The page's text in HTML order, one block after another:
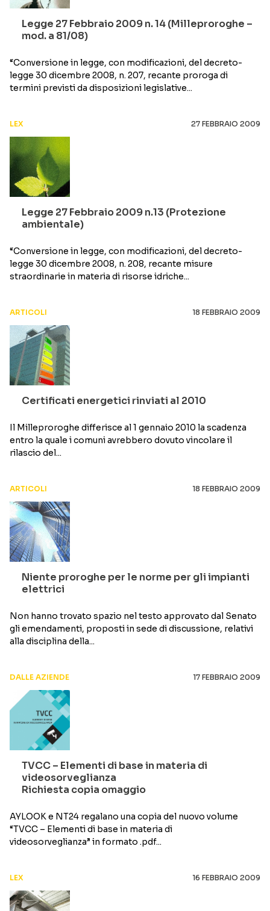
Legge 27 Febbraio 2009 n. 14 (Milleproroghe –
mod. a 81/08)
“Conversione in legge, con modificazioni, del decreto-
legge 30 dicembre 2008, n. 207, recante proroga di
termini previsti da disposizioni legislative...
LEX 27 FEBBRAIO 2009
Legge 27 Febbraio 2009 n.13 (Protezione
ambientale)
“Conversione in legge, con modificazioni, del decreto-
legge 30 dicembre 2008, n. 208, recante misure
straordinarie in materia di risorse idriche...
ARTICOLI 18 FEBBRAIO 2009
Certificati energetici rinviati al 2010
Il Milleproroghe differisce al 1 gennaio 2010 la scadenza
entro la quale i comuni avrebbero dovuto vincolare il
rilascio del...
ARTICOLI 18 FEBBRAIO 2009
Niente proroghe per le norme per gli impianti
elettrici
Non hanno trovato spazio nel testo approvato dal Senato
gli emendamenti, proposti in sede di discussione, relativi
alla disciplina della...
DALLE AZIENDE 17 FEBBRAIO 2009
TVCC – Elementi di base in materia di
videosorveglianza
Richiesta copia omaggio
AYLOOK e NT24 regalano una copia del nuovo volume
“TVCC – Elementi di base in materia di
videosorveglianza” in formato .pdf...
LEX 16 FEBBRAIO 2009